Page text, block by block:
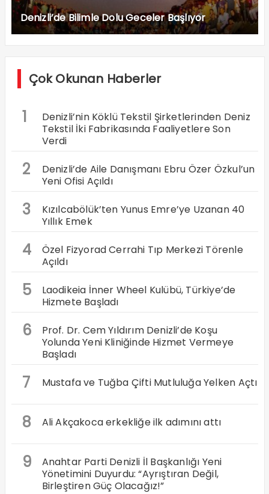
Denizli’de Bilimle Dolu Geceler Başlıyor
Çok Okunan Haberler
1
Denizli’nin Köklü Tekstil Şirketlerinden Deniz
Tekstil İki Fabrikasında Faaliyetlere Son
Verdi
2
Denizli’de Aile Danışmanı Ebru Özer Özkul’un
Yeni Ofisi Açıldı
3
Kızılcabölük’ten Yunus Emre’ye Uzanan 40
Yıllık Emek
4
Özel Fizyorad Cerrahi Tıp Merkezi Törenle
Açıldı
5
Laodikeia İnner Wheel Kulübü, Türkiye’de
Hizmete Başladı
6
Prof. Dr. Cem Yıldırım Denizli’de Koşu
Yolunda Yeni Kliniğinde Hizmet Vermeye
Başladı
7 Mustafa ve Tuğba Çifti Mutluluğa Yelken Açtı
8 Ali Akçakoca erkekliğe ilk adımını attı
9
Anahtar Parti Denizli İl Başkanlığı Yeni
Yönetimini Duyurdu: “Ayrıştıran Değil,
Birleştiren Güç Olacağız!”